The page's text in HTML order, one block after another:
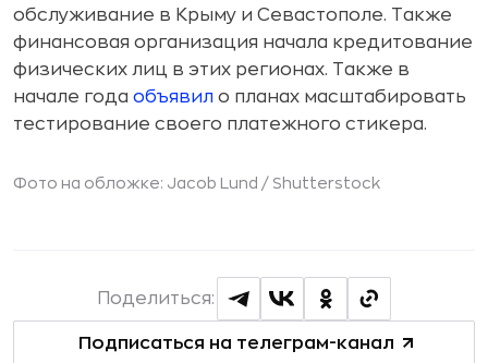
обслуживание в Крыму и Севастополе. Также
финансовая организация начала кредитование
физических лиц в этих регионах. Также в
начале года объявил о планах масштабировать
тестирование своего платежного стикера.
Фото на обложке: Jacob Lund / Shutterstock
Подписаться на телеграм-канал
Поделиться: